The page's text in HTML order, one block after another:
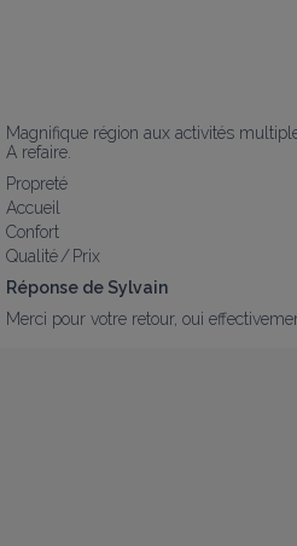
Magnifique région aux activités
A refaire.
Propreté
Accueil
Confort
Qualité / Prix
Réponse de Sylvain
Merci pour votre retour, oui